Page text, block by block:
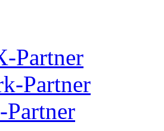
Partner
Partner
Partner